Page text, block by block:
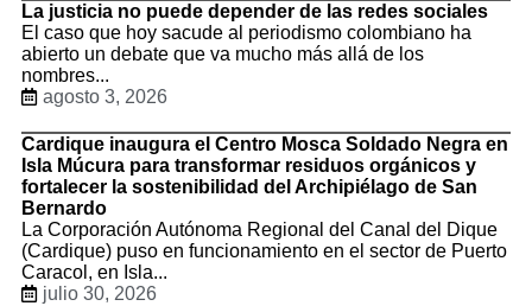
La justicia no puede depender de las redes sociales
El caso que hoy sacude al periodismo colombiano ha
abierto un debate que va mucho más allá de los
nombres...
agosto 3, 2026
Cardique inaugura el Centro Mosca Soldado Negra en
Isla Múcura para transformar residuos orgánicos y
fortalecer la sostenibilidad del Archipiélago de San
Bernardo
La Corporación Autónoma Regional del Canal del Dique
(Cardique) puso en funcionamiento en el sector de Puerto
Caracol, en Isla...
julio 30, 2026